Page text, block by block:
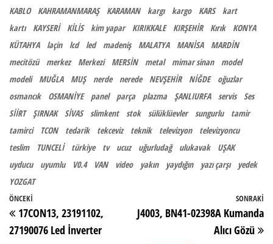
KABLO
KAHRAMANMARAŞ KARAMAN kargı kargo KARS
kart
kartı
KAYSERİ KİLİS kim yapar KIRIKKALE KIRŞEHİR Kırık
KONYA
KÜTAHYA
laçin lcd led madeniş MALATYA MANİSA
MARDİN
mecitözü
merkez Merkezi MERSİN metal mimar sinan
model
modeli
MUĞLA MUŞ nerde nerede NEVŞEHİR NİĞDE
oğuzlar
osmancık
OSMANİYE panel parça plazma ŞANLIURFA servis
Ses
SİİRT
ŞIRNAK SİVAS slimkent stok sülüklüevler sungurlu
tamir
tamirci
TCON tedarik tekceviz teknik televizyon
televizyoncu
teslim
TUNCELİ türkiye tv ucuz uğurludağ ulukavak
UŞAK
uyducu
uyumlu V0.4 VAN video yakın yaydığın yazı çarşı
yedek
YOZGAT
Yazı gezinmesi
Önceki Yazı
ÖNCEKI
17CON13, 23191102,
27190076 Led İnverter
SONRAKI
J4003, BN41-02398A Kumanda
Alıcı Gözü